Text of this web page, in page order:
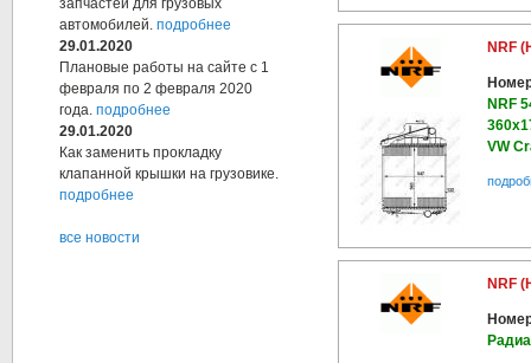
NRF
NRF
VW
NRF
запчастей для грузовых
автомобилей. подробнее
29.01.2020
Плановые работы на сайте с 1
февраля по 2 февраля 2020
года. подробнее
29.01.2020
Как заменить прокладку
клапанной крышки на грузовике.
подробнее
все новости